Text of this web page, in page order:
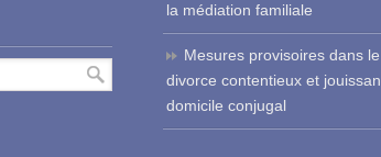
la médiation familiale
Mesures provisoires dans le
divorce contentieux et
domicile conjugal